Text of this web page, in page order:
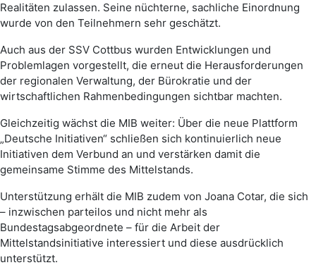
Realitäten zulassen. Seine nüchterne, sachliche Einordnung
wurde von den Teilnehmern sehr geschätzt.
Auch aus der SSV Cottbus wurden Entwicklungen und
Problemlagen vorgestellt, die erneut die Herausforderungen
der regionalen Verwaltung, der Bürokratie und der
wirtschaftlichen Rahmenbedingungen sichtbar machten.
Gleichzeitig wächst die MIB weiter: Über die neue Plattform
„Deutsche Initiativen“ schließen sich kontinuierlich neue
Initiativen dem Verbund an und verstärken damit die
gemeinsame Stimme des Mittelstands.
Unterstützung erhält die MIB zudem von Joana Cotar, die sich
– inzwischen parteilos und nicht mehr als
Bundestagsabgeordnete – für die Arbeit der
Mittelstandsinitiative interessiert und diese ausdrücklich
unterstützt.